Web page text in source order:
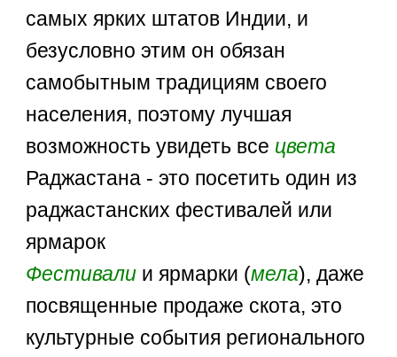
самых ярких штатов Индии, и
безусловно этим он обязан
самобытным традициям своего
населения, поэтому лучшая
возможность увидеть все цвета
Раджастана - это посетить один из
раджастанских фестивалей или
ярмарок
Фестивали и ярмарки (мела), даже
посвященные продаже скота, это
культурные события регионального